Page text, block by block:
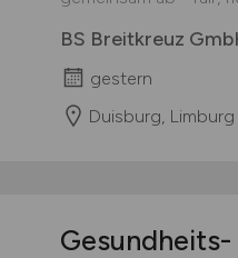
BS Breitkreuz
gestern
Duisburg,